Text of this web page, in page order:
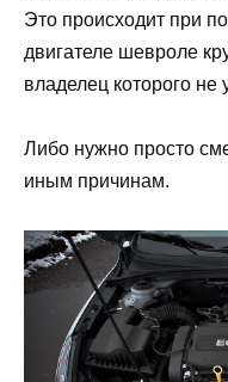
Это происходит при
двигателе шевроле
владелец которого не
Либо нужно просто
иным причинам.